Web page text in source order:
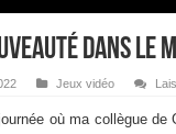
dans
Jeux vidéo
où ma collègue